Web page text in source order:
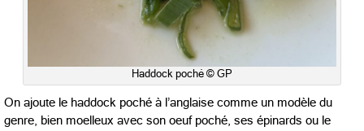
Haddock poché © GP
On ajoute le haddock poché à l’anglaise comme un modèle du
genre, bien moelleux avec son oeuf poché, ses épinards ou le